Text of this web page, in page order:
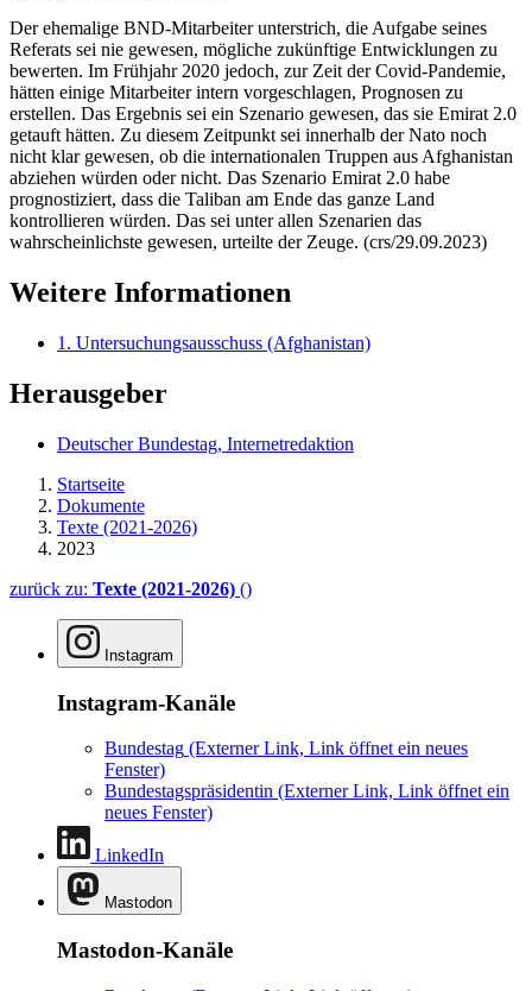
Der ehemalige BND-Mitarbeiter unterstrich, die Aufgabe seines
Referats sei nie gewesen, mögliche zukünftige Entwicklungen zu
bewerten. Im Frühjahr 2020 jedoch, zur Zeit der Covid-Pandemie,
hätten einige Mitarbeiter intern vorgeschlagen, Prognosen zu
erstellen. Das Ergebnis sei ein Szenario gewesen, das sie Emirat 2.0
getauft hätten. Zu diesem Zeitpunkt sei innerhalb der Nato noch
nicht klar gewesen, ob die internationalen Truppen aus Afghanistan
abziehen würden oder nicht. Das Szenario Emirat 2.0 habe
prognostiziert, dass die Taliban am Ende das ganze Land
kontrollieren würden. Das sei unter allen Szenarien das
wahrscheinlichste gewesen, urteilte der Zeuge. (crs/29.09.2023)
Weitere Informationen
1. Untersuchungsausschuss (Afghanistan)
Herausgeber
Deutscher Bundestag, Internetredaktion
Startseite
Dokumente
Texte (2021-2026)
2023
zurück zu: Texte (2021-2026) ()
Instagram
Instagram-Kanäle
Bundestag (Externer Link, Link öffnet ein neues
Fenster)
Bundestagspräsidentin (Externer Link, Link öffnet ein
neues Fenster)
LinkedIn
Mastodon
Mastodon-Kanäle